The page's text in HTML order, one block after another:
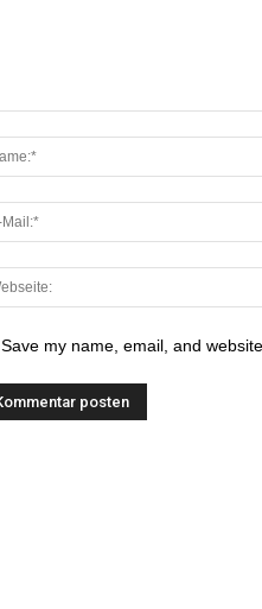
Save my name, email, and